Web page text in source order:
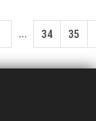
... 34 35